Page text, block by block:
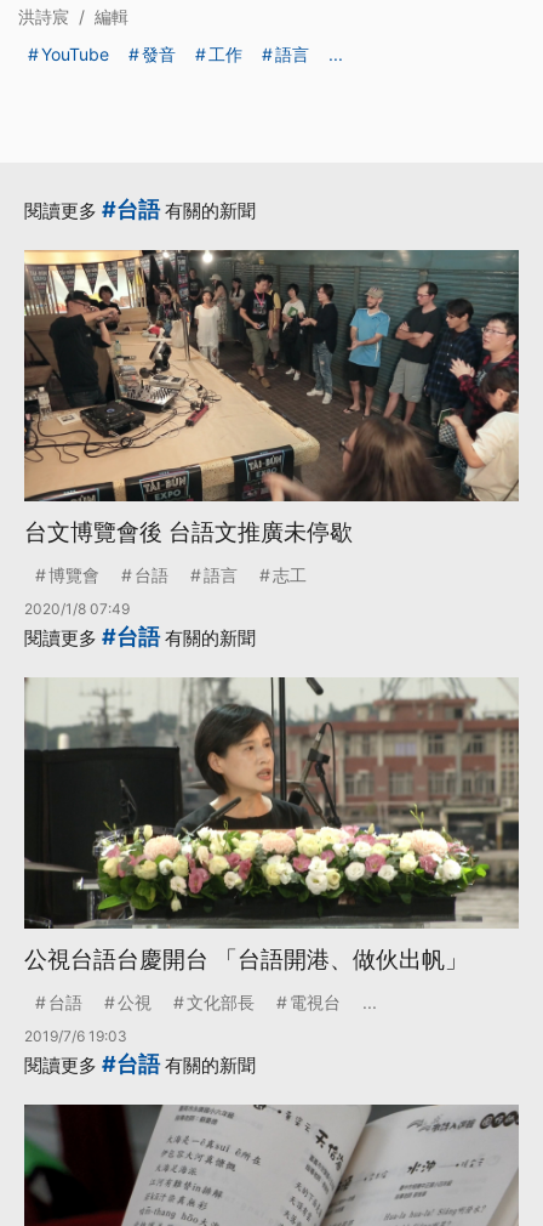
洪詩宸 / 編輯
YouTube
發音 工作 語言 ...
閱讀更多 #台語有關的新聞
台文博覽會後 台語文推廣未停歇
博覽會 台語 語言 志工
2020/1/8 07:49
閱讀更多 #台語有關的新聞
公視台語台慶開台 「台語開港、做伙出帆」
台語 公視 文化部長 電視台 ...
2019/7/6 19:03
閱讀更多 #台語有關的新聞